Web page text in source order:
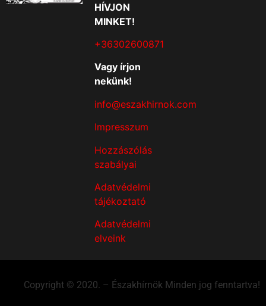
HÍVJON
MINKET!
+36302600871
Vagy írjon
nekünk!
info@eszakhirnok.com
Impresszum
Hozzászólás
szabályai
Adatvédelmi
tájékoztató
Adatvédelmi
elveink
Copyright © 2020. – Északhírnök Minden jog fenntartva!